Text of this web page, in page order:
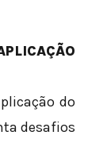
do
desafios